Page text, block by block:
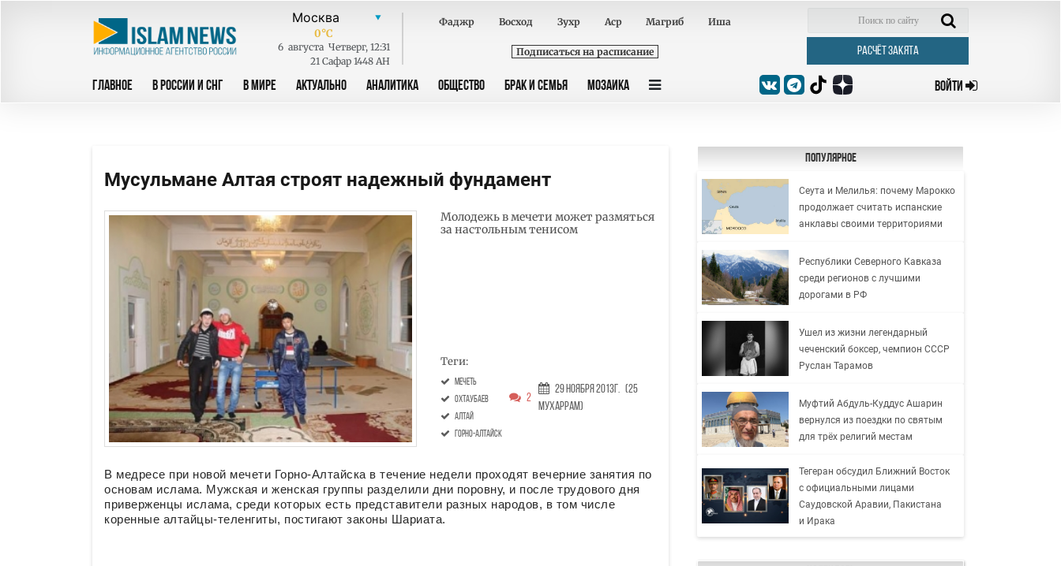
0°C
6 августа Четверг, 12:31
21 Сафар 1448 AH
Фаджр Восход Зухр Аср Магриб Иша
Подписаться на расписание РАСЧЁТ ЗАКЯТА
ГЛАВНОЕ В РОССИИ И СНГ В МИРЕ АКТУАЛЬНО АНАЛИТИКА ОБЩЕСТВО БРАК И СЕМЬЯ МОЗАИКА ВОЙТИ
Мусульмане Алтая строят надежный фундамент
Молодежь в мечети может размяться
за настольным тенисом
Теги:
мечеть
Охтаубаев
Алтай
Горно-Алтайск
2
29 Ноября 2013г. (25
Мухаррам)
В медресе при новой мечети Горно-Алтайска в течение недели проходят вечерние занятия по
основам ислама. Мужская и женская группы разделили дни поровну, и после трудового дня
приверженцы ислама, среди которых есть представители разных народов, в том числе
коренные алтайцы-теленгиты, постигают законы Шариата.
Популярное
Сеута и Мелилья: почему Марокко
продолжает считать испанские
анклавы своими территориями
Республики Северного Кавказа
среди регионов с лучшими
дорогами в РФ
Ушел из жизни легендарный
чеченский боксер, чемпион СССР
Руслан Тарамов
Муфтий Абдуль-Куддус Ашарин
вернулся из поездки по святым
для трёх религий местам
Тегеран обсудил Ближний Восток
с официальными лицами
Саудовской Аравии, Пакистана
и Ирака